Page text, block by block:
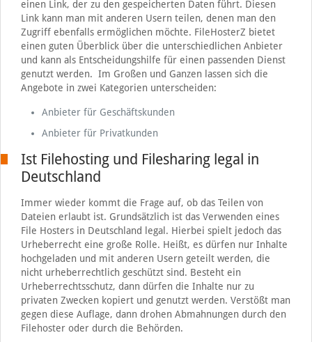
einen Link, der zu den gespeicherten Daten führt. Diesen
Link kann man mit anderen Usern teilen, denen man den
Zugriff ebenfalls ermöglichen möchte. FileHosterZ bietet
einen guten Überblick über die unterschiedlichen Anbieter
und kann als Entscheidungshilfe für einen passenden Dienst
genutzt werden. Im Großen und Ganzen lassen sich die
Angebote in zwei Kategorien unterscheiden:
Anbieter für Geschäftskunden
Anbieter für Privatkunden
Ist Filehosting und Filesharing legal in
Deutschland
Immer wieder kommt die Frage auf, ob das Teilen von
Dateien erlaubt ist. Grundsätzlich ist das Verwenden eines
File Hosters in Deutschland legal. Hierbei spielt jedoch das
Urheberrecht eine große Rolle. Heißt, es dürfen nur Inhalte
hochgeladen und mit anderen Usern geteilt werden, die
nicht urheberrechtlich geschützt sind. Besteht ein
Urheberrechtsschutz, dann dürfen die Inhalte nur zu
privaten Zwecken kopiert und genutzt werden. Verstößt man
gegen diese Auflage, dann drohen Abmahnungen durch den
Filehoster oder durch die Behörden.